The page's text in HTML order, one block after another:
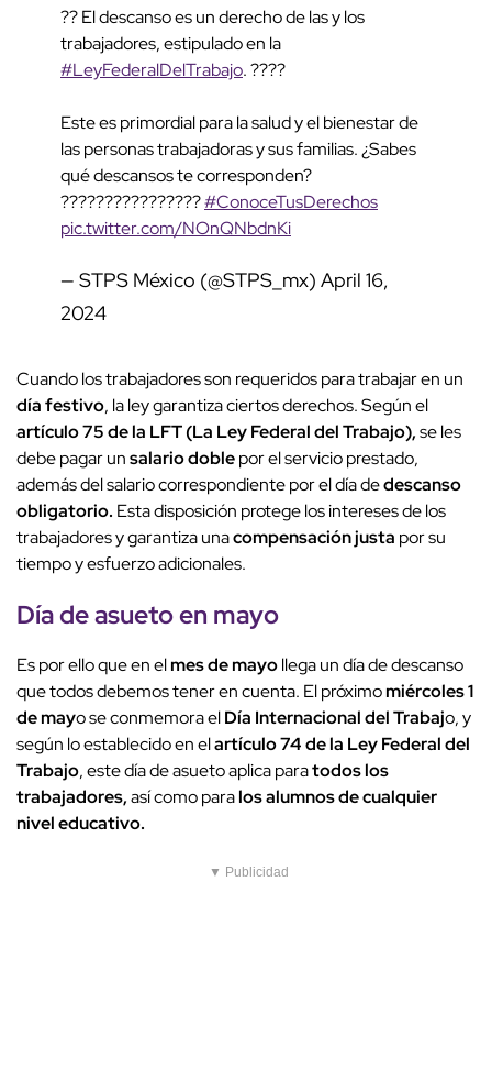
?? El descanso es un derecho de las y los
trabajadores, estipulado en la
#LeyFederalDelTrabajo. ????
Este es primordial para la salud y el bienestar de
las personas trabajadoras y sus familias. ¿Sabes
qué descansos te corresponden?
????????????????#ConoceTusDerechos
pic.twitter.com/NOnQNbdnKi
— STPS México (@STPS_mx) April 16,
2024
Cuando los trabajadores son requeridos para trabajar en un
día festivo, la ley garantiza ciertos derechos. Según el
artículo 75 de la LFT (La Ley Federal del Trabajo),se les
debe pagar unsalario doblepor el servicio prestado,
además del salario correspondiente por el día dedescanso
obligatorio. Esta disposición protege los intereses de los
trabajadores y garantiza unacompensación justa por su
tiempo y esfuerzo adicionales.
Día de asueto en mayo
Es por ello que en elmes de mayollega un día de descanso
que todos debemos tener en cuenta. El próximomiércoles 1
de mayo se conmemora elDía Internacional del Trabajo, y
según lo establecido en elartículo 74 de la Ley Federal del
Trabajo, este día de asueto aplica paratodos los
trabajadores,así como paralos alumnos de cualquier
nivel educativo.
▼ Publicidad